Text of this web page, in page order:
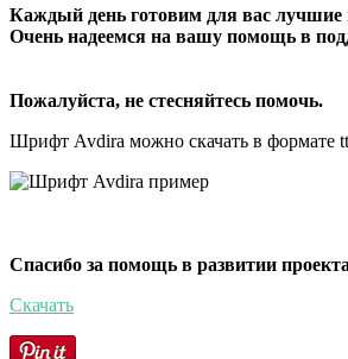
Каждый день готовим для вас
Очень надеемся на вашу помощь в
Пожалуйста, не стесняйтесь помочь.
Шрифт Avdira можно скачать в формате
Спасибо за помощь в развитии проекта
Скачать